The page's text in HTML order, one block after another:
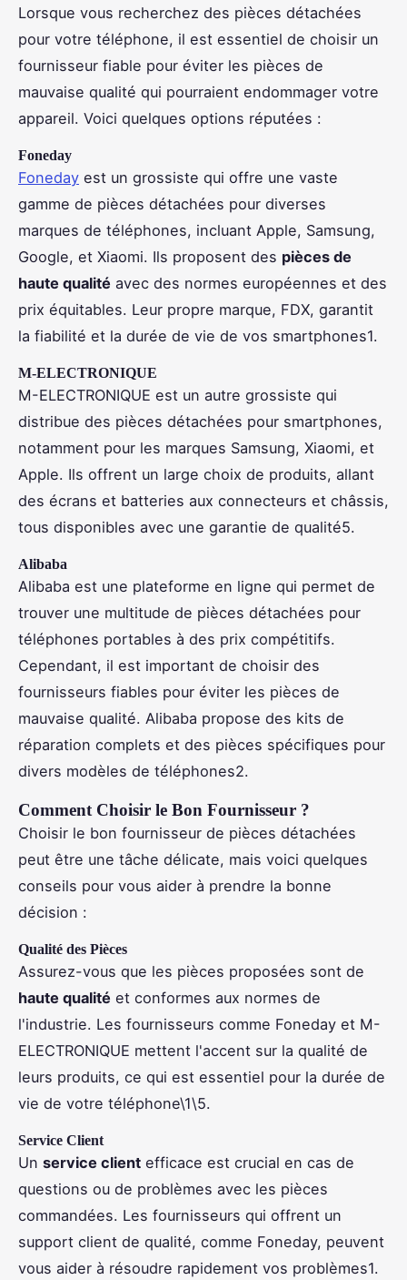
Lorsque vous recherchez des pièces détachées
pour votre téléphone, il est essentiel de choisir un
fournisseur fiable pour éviter les pièces de
mauvaise qualité qui pourraient endommager votre
appareil. Voici quelques options réputées :
Foneday
Foneday est un grossiste qui offre une vaste
gamme de pièces détachées pour diverses
marques de téléphones, incluant Apple, Samsung,
Google, et Xiaomi. Ils proposent des pièces de
haute qualité avec des normes européennes et des
prix équitables. Leur propre marque, FDX, garantit
la fiabilité et la durée de vie de vos smartphones1.
M-ELECTRONIQUE
M-ELECTRONIQUE est un autre grossiste qui
distribue des pièces détachées pour smartphones,
notamment pour les marques Samsung, Xiaomi, et
Apple. Ils offrent un large choix de produits, allant
des écrans et batteries aux connecteurs et châssis,
tous disponibles avec une garantie de qualité5.
Alibaba
Alibaba est une plateforme en ligne qui permet de
trouver une multitude de pièces détachées pour
téléphones portables à des prix compétitifs.
Cependant, il est important de choisir des
fournisseurs fiables pour éviter les pièces de
mauvaise qualité. Alibaba propose des kits de
réparation complets et des pièces spécifiques pour
divers modèles de téléphones2.
Comment Choisir le Bon Fournisseur ?
Choisir le bon fournisseur de pièces détachées
peut être une tâche délicate, mais voici quelques
conseils pour vous aider à prendre la bonne
décision :
Qualité des Pièces
Assurez-vous que les pièces proposées sont de
haute qualité et conformes aux normes de
l'industrie. Les fournisseurs comme Foneday et M-
ELECTRONIQUE mettent l'accent sur la qualité de
leurs produits, ce qui est essentiel pour la durée de
vie de votre téléphone\1\5.
Service Client
Un service client efficace est crucial en cas de
questions ou de problèmes avec les pièces
commandées. Les fournisseurs qui offrent un
support client de qualité, comme Foneday, peuvent
vous aider à résoudre rapidement vos problèmes1.